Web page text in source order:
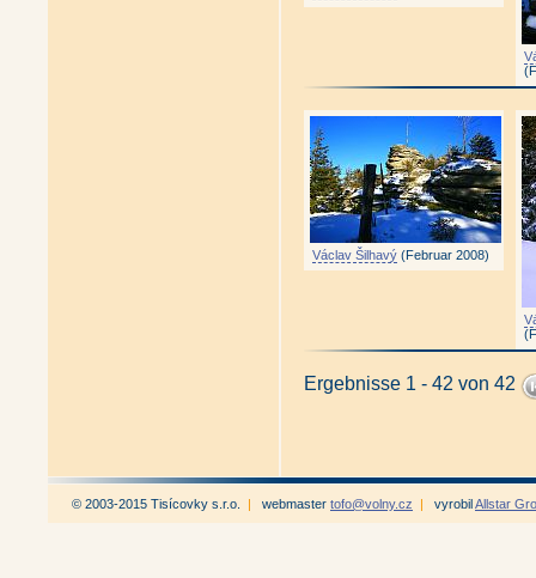
Václav Šilhavý (Februar 2008)
Ergebnisse 1 - 42 von 42
© 2003-2015 Tisícovky s.r.o. | webmaster tofo@volny.cz | vyrobilAllstar